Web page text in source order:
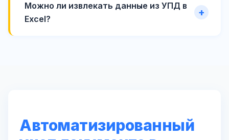
Можно ли извлекать данные из УПД в
Excel?
Автоматизированный